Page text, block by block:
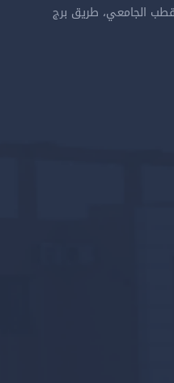
الجامعي، طريق برج